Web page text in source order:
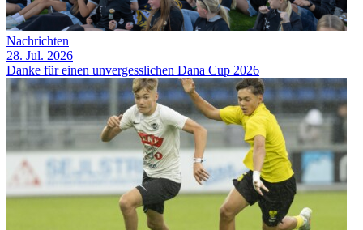
Nachrichten
28. Jul. 2026
Danke für einen unvergesslichen Dana Cup 2026